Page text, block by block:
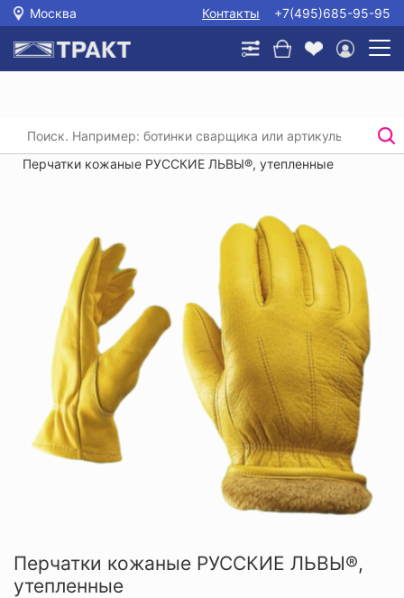
Москва Контакты +7(495)685-95-95
Главная / /
Купить перчатки рабочие кожаные
Перчатки кожаные РУССКИЕ ЛЬВЫ®, утепленные
Перчатки кожаные РУССКИЕ ЛЬВЫ®,
утепленные